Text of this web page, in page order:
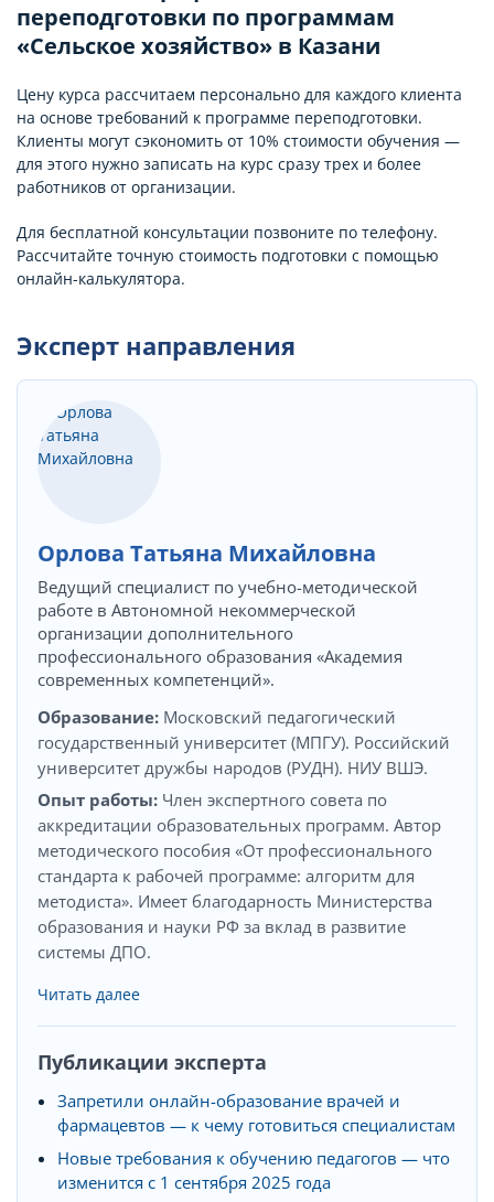
переподготовки по программам
«Сельское хозяйство» в Казани
Цену курса рассчитаем персонально для каждого клиента
на основе требований к программе переподготовки.
Клиенты могут сэкономить от 10% стоимости обучения —
для этого нужно записать на курс сразу трех и более
работников от организации.
Для бесплатной консультации позвоните по телефону.
Рассчитайте точную стоимость подготовки с помощью
онлайн-калькулятора.
Эксперт направления
Орлова Татьяна Михайловна
Ведущий специалист по учебно-методической
работе в Автономной некоммерческой
организации дополнительного
профессионального образования «Академия
современных компетенций».
Образование: Московский педагогический
государственный университет (МПГУ). Российский
университет дружбы народов (РУДН). НИУ ВШЭ.
Опыт работы: Член экспертного совета по
аккредитации образовательных программ. Автор
методического пособия «От профессионального
стандарта к рабочей программе: алгоритм для
методиста». Имеет благодарность Министерства
образования и науки РФ за вклад в развитие
системы ДПО.
Читать далее
Публикации эксперта
Запретили онлайн-образование врачей и
фармацевтов — к чему готовиться специалистам
Новые требования к обучению педагогов — что
изменится с 1 сентября 2025 года